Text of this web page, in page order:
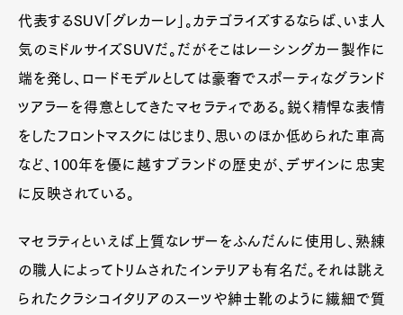
Pen Meet
Pen international Pen tw
代表するSUV「グレカーレ」。カテゴライズするならば、いま人
気のミドルサイズSUVだ。だがそこはレーシングカー製作に
端を発し、ロードモデルとしては豪奢でスポーティなグランド
ツアラーを得意としてきたマセラティである。鋭く精悍な表情
をしたフロントマスクにはじまり、思いのほか低められた車高
など、100年を優に越すブランドの歴史が、デザインに忠実
に反映されている。
マセラティといえば上質なレザーをふんだんに使用し、熟練
の職人によってトリムされたインテリアも有名だ。それは誂え
られたクラシコイタリアのスーツや紳士靴のように繊細で質